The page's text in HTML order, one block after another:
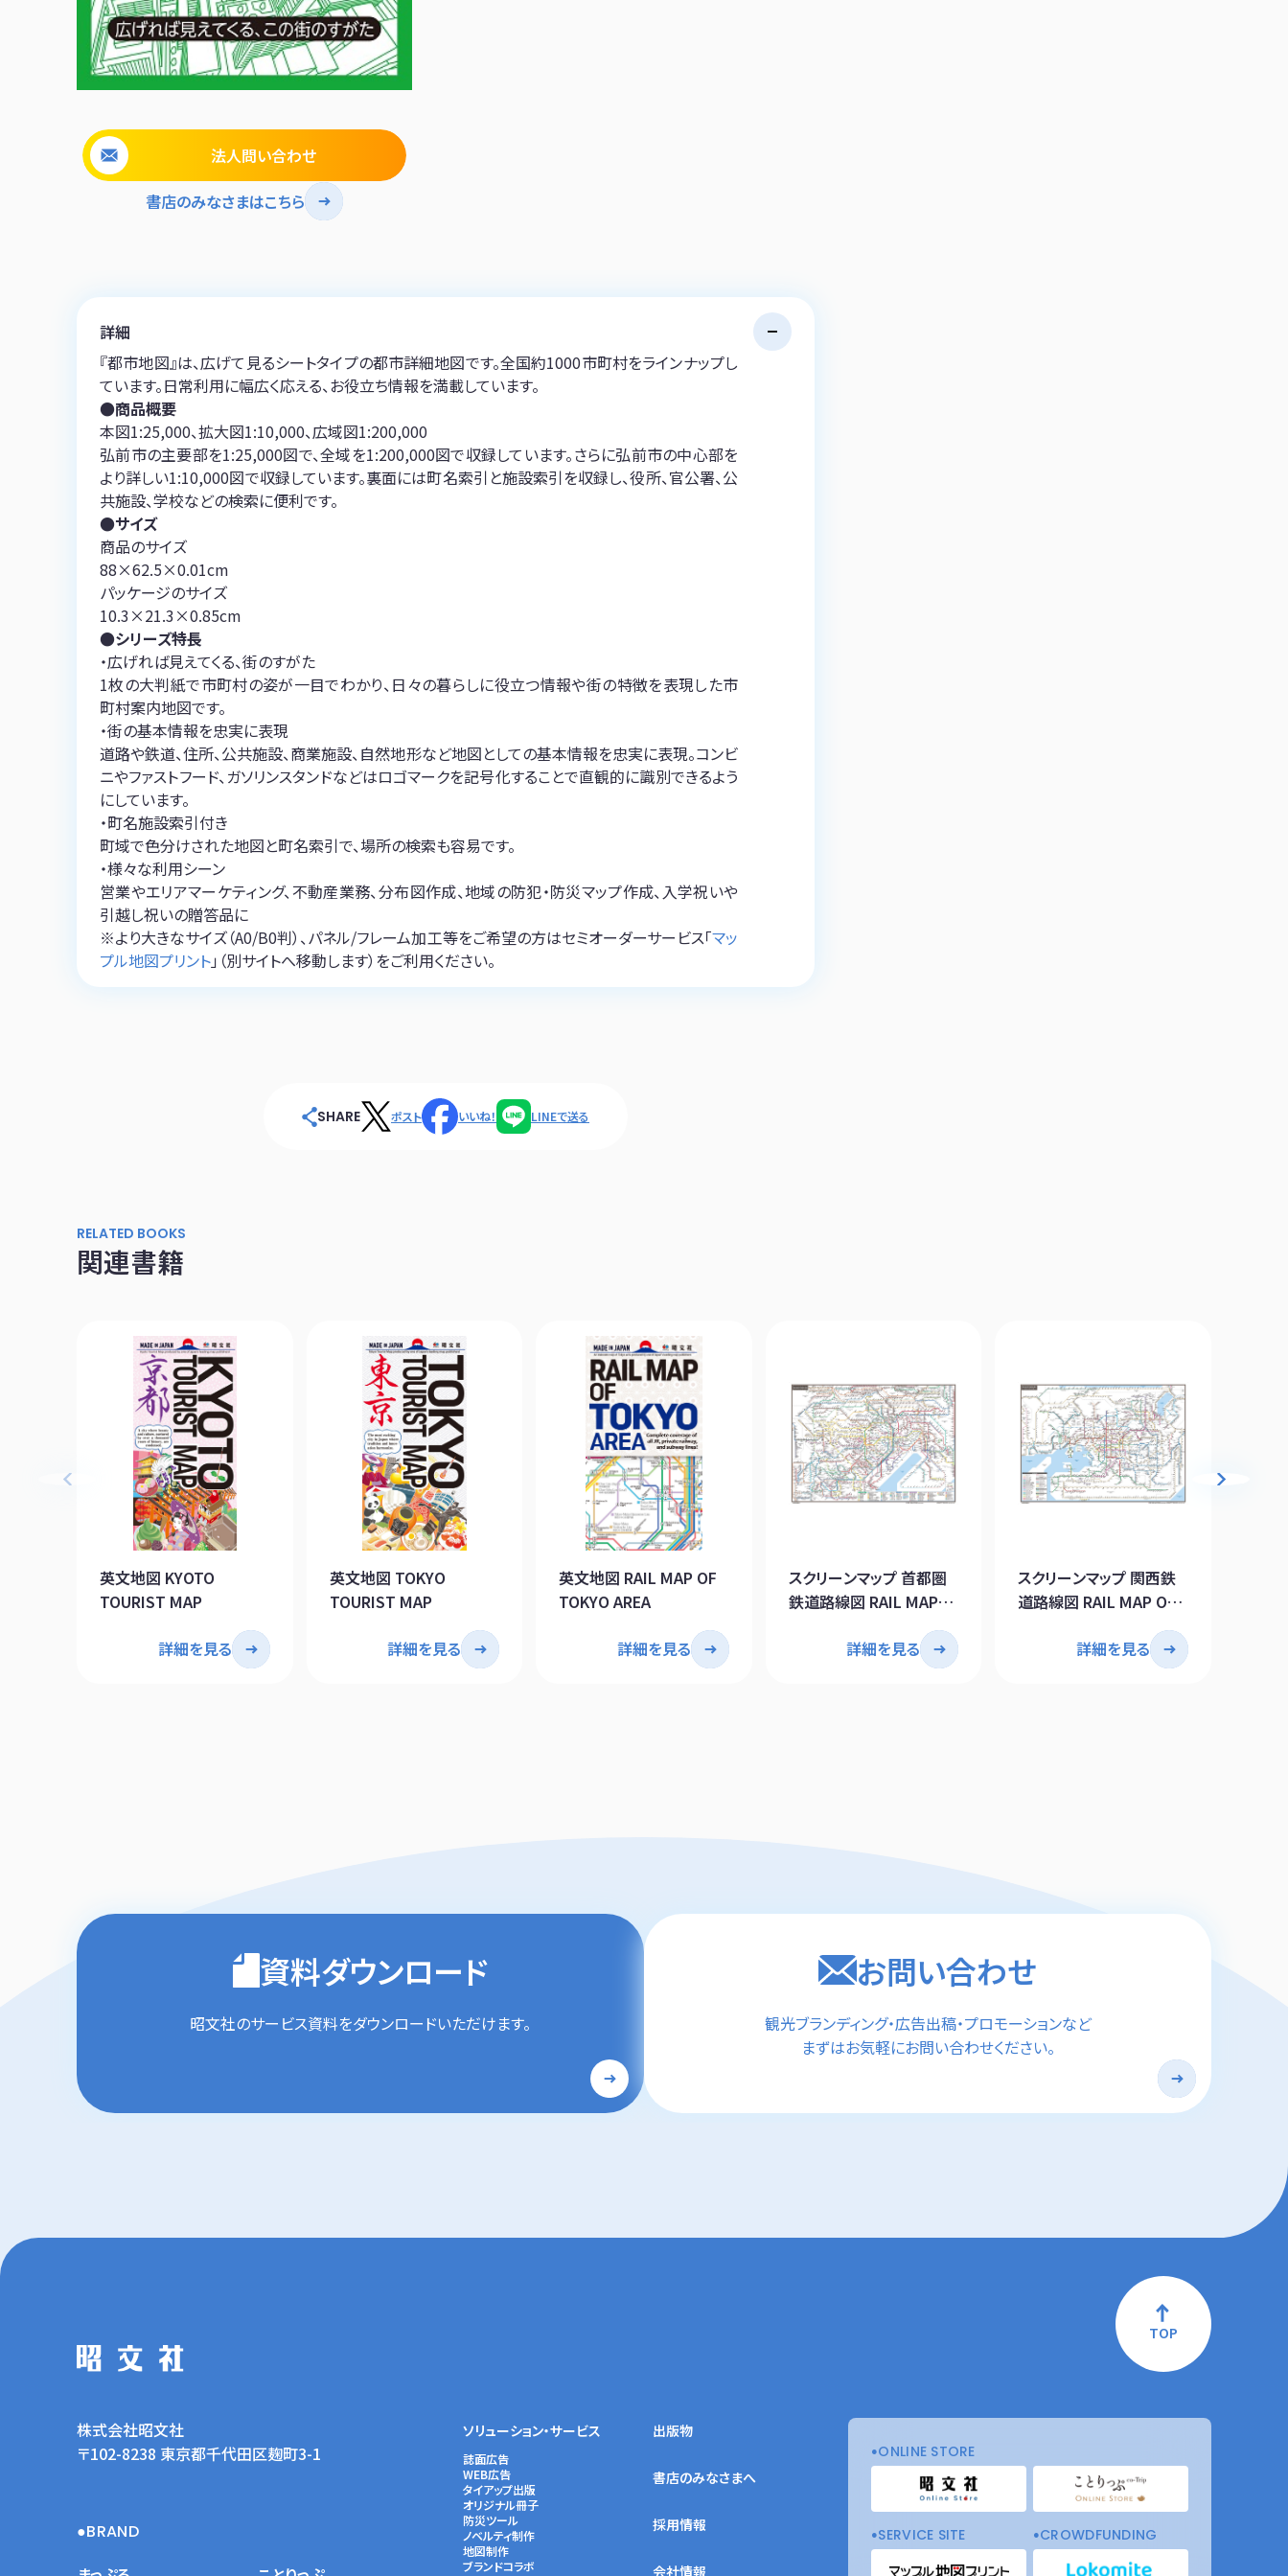
法人問い合わせ
書店のみなさまはこちら
詳細
『都市地図』は、広げて見るシートタイプの都市詳細地図です。全国約1000市町村をラインナップし
ています。日常利用に幅広く応える、お役立ち情報を満載しています。
●商品概要
本図1:25,000、拡大図1:10,000、広域図1:200,000
弘前市の主要部を1:25,000図で、全域を1:200,000図で収録しています。さらに弘前市の中心部を
より詳しい1:10,000図で収録しています。裏面には町名索引と施設索引を収録し、役所、官公署、公
共施設、学校などの検索に便利です。
●サイズ
商品のサイズ
88×62.5×0.01cm
パッケージのサイズ
10.3×21.3×0.85cm
●シリーズ特長
・広げれば見えてくる、街のすがた
1枚の大判紙で市町村の姿が一目でわかり、日々の暮らしに役立つ情報や街の特徴を表現した市
町村案内地図です。
・街の基本情報を忠実に表現
道路や鉄道、住所、公共施設、商業施設、自然地形など地図としての基本情報を忠実に表現。コンビ
ニやファストフード、ガソリンスタンドなどはロゴマークを記号化することで直観的に識別できるよう
にしています。
・町名施設索引付き
町域で色分けされた地図と町名索引で、場所の検索も容易です。
・様々な利用シーン
営業やエリアマーケティング、不動産業務、分布図作成、地域の防犯・防災マップ作成、入学祝いや
引越し祝いの贈答品に
※より大きなサイズ（A0/B0判）、パネル/フレーム加工等をご希望の方はセミオーダーサービス「マッ
プル地図プリント」（別サイトへ移動します）をご利用ください。
SHARE ポスト いいね！ LINEで送る
RELATED BOOKS
関連書籍
英文地図 KYOTO
TOURIST MAP
詳細を見る
英文地図 TOKYO
TOURIST MAP
詳細を見る
英文地図 RAIL MAP OF
TOKYO AREA
詳細を見る
スクリーンマップ 首都圏
鉄道路線図 RAIL MAP
詳細を見る
スクリーンマップ 関西鉄
道路線図 RAIL MAP OF
詳細を見る
資料ダウンロード
昭文社のサービス資料をダウンロードいただけます。
お問い合わせ
観光ブランディング・広告出稿・プロモーションなど
まずはお気軽にお問い合わせください。
TOP
株式会社昭文社
〒102-8238 東京都千代田区麹町3-1
BRAND
ソリューション・サービス
誌面広告
WEB広告
タイアップ出版
オリジナル冊子
防災ツール
ノベルティ制作
地図制作
ブランドコラボ
出版物
書店のみなさまへ
採用情報
会社情報
ONLINE STORE
SERVICE SITE CROWDFUNDING